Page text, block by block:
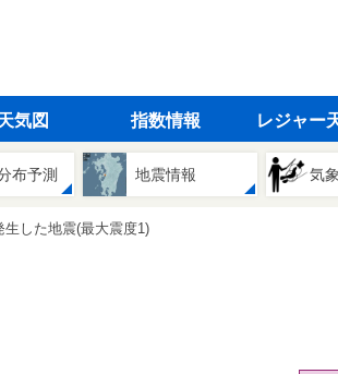
気図 指数情報 レジャー
布予測 地震情報 気
生した地震(最大震度1)